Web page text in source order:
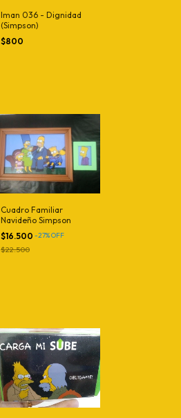
Iman 036 - Dignidad
(Simpson)
$800
Cuadro Familiar
Navideño Simpson
$16.500 -27%OFF
$22.500